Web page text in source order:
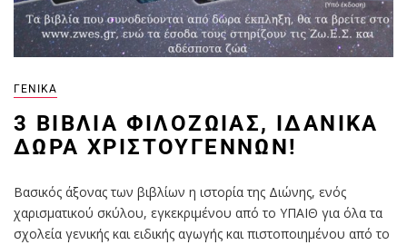
ΓΕΝΙΚΆ
3 ΒΙΒΛΊΑ ΦΙΛΟΖΩΊΑΣ, ΙΔΑΝΙΚΆ
ΔΏΡΑ ΧΡΙΣΤΟΥΓΈΝΝΩΝ!
Βασικός άξονας των βιβλίων η ιστορία της Διώνης, ενός
χαρισματικού σκύλου, εγκεκριμένου από το ΥΠΑΙΘ για όλα τα
σχολεία γενικής και ειδικής αγωγής και πιστοποιημένου από το